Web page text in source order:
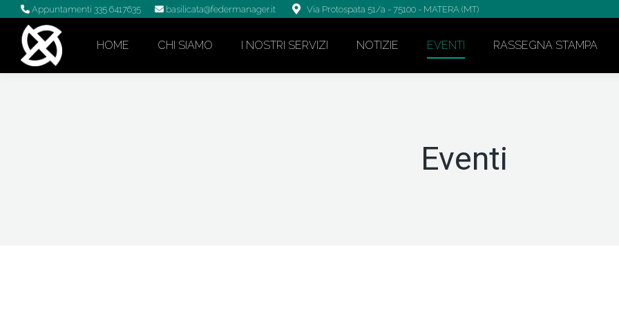
Appuntamenti 335 6417635 basilicata@federmanager.it Via Protospata 51/a - 75100 - MATERA (MT)
HOME CHI SIAMO I NOSTRI SERVIZI NOTIZIE EVENTI RASSEGNA STAMPA
Eventi